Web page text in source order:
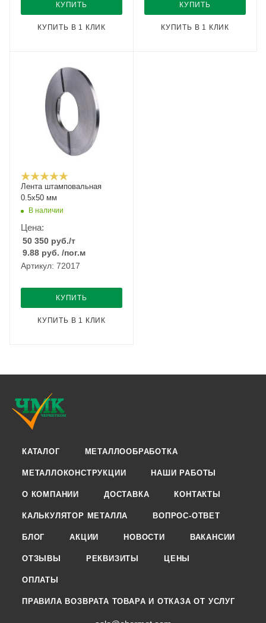
КУПИТЬ
КУПИТЬ В 1 КЛИК
КУПИТЬ
КУПИТЬ В 1 КЛИК
Лента штамповальная
0.5х50 мм
В наличии
Цена:
50 350 руб./т
9.88 руб. /пог.м
Артикул: 72017
КУПИТЬ
КУПИТЬ В 1 КЛИК
КАТАЛОГ МЕТАЛЛООБРАБОТКА
МЕТАЛЛОКОНСТРУКЦИИ НАШИ РАБОТЫ
О КОМПАНИИ ДОСТАВКА КОНТАКТЫ
КАЛЬКУЛЯТОР МЕТАЛЛА ВОПРОС-ОТВЕТ
БЛОГ АКЦИИ НОВОСТИ ВАКАНСИИ
ОТЗЫВЫ РЕКВИЗИТЫ ЦЕНЫ
ОПЛАТЫ
ПРАВИЛА ВОЗВРАТА ТОВАРА И ОТКАЗА ОТ УСЛУГ